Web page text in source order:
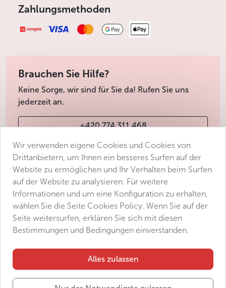
Zahlungsmethoden
Brauchen Sie Hilfe?
Keine Sorge, wir sind für Sie da! Rufen Sie uns
jederzeit an.
+420 774 311 468
info@avantgarde-prague.cz
Geschäftsbedingungen
Datenschutz
Barrierefreiheitserklärung
Manage consent
Wir verwenden eigene Cookies und Cookies von
Drittanbietern, um Ihnen ein besseres Surfen auf der
Website zu ermöglichen und Ihr Verhalten beim Surfen
auf der Website zu analysieren. Für weitere
Informationen und um eine Konfiguration zu erhalten,
wählen Sie die Seite Cookies Policy. Wenn Sie auf der
Seite weitersurfen, erklären Sie sich mit diesen
Bestimmungen und Bedingungen einverstanden.
Alles zulassen